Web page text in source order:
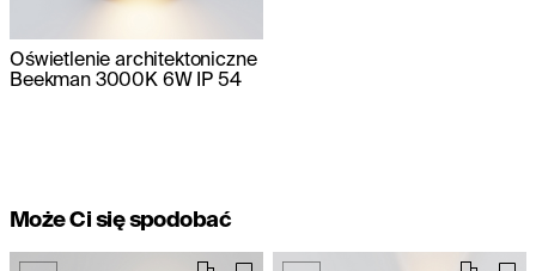
Oświetlenie architektoniczne
Beekman 3000K 6W IP 54
Może Ci się spodobać